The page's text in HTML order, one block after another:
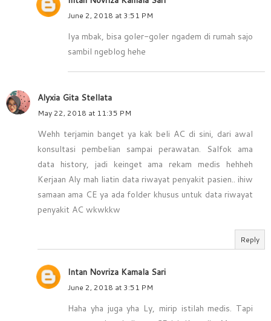
June 2, 2018 at 3:51 PM
Iya mbak, bisa goler-goler ngadem di rumah sajo
sambil ngeblog hehe
Alyxia Gita Stellata
May 22, 2018 at 11:35 PM
Wehh terjamin banget ya kak beli AC di sini, dari awal
konsultasi pembelian sampai perawatan. Salfok ama
data history, jadi keinget ama rekam medis hehheh
Kerjaan Aly mah liatin data riwayat penyakit pasien.. ihiw
samaan ama CE ya ada folder khusus untuk data riwayat
penyakit AC wkwkkw
Reply
Intan Novriza Kamala Sari
June 2, 2018 at 3:51 PM
Haha yha juga yha Ly, mirip istilah medis. Tapi